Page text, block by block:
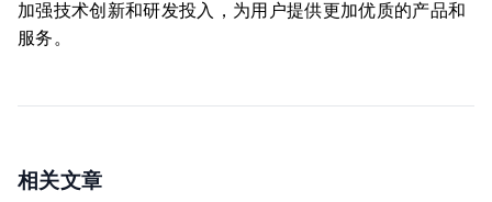
加强技术创新和研发投入，为用户提供更加优质的产品和
服务。
相关文章